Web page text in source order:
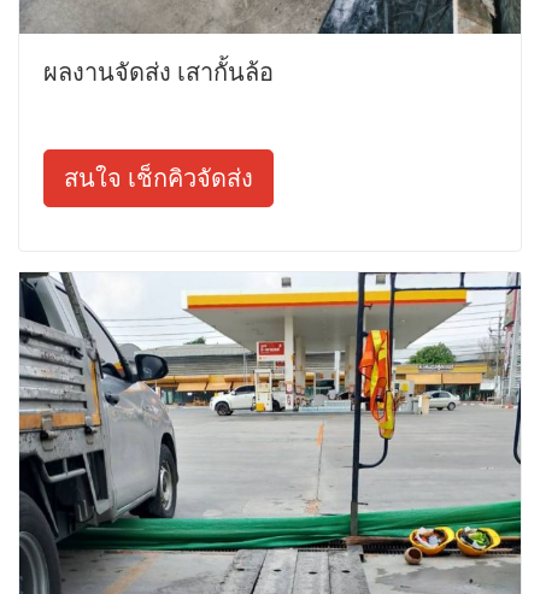
ผลงานจัดส่ง เสากั้นล้อ
สนใจ เช็กคิวจัดส่ง